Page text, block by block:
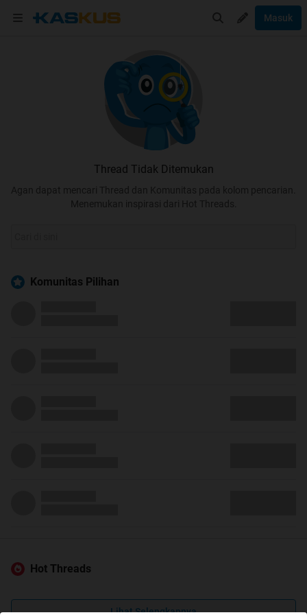
Masuk
Thread Tidak Ditemukan
Agan dapat mencari Thread dan Komunitas pada kolom pencarian.
Menemukan inspirasi dari Hot Threads.
Komunitas Pilihan
Hot Threads
Lihat Selengkapnya